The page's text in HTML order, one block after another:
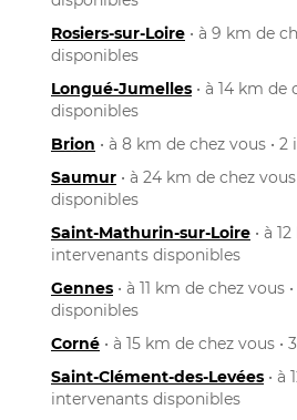
Rosiers-sur-Loire • à 9 km de
disponibles
Longué-Jumelles • à 14 km
disponibles
Brion • à 8 km de chez vous •
Saumur • à 24 km de chez
disponibles
Saint-Mathurin-sur-Loire • à
intervenants disponibles
Gennes • à 11 km de chez vous
disponibles
Corné • à 15 km de chez vous
Saint-Clément-des-Levées • à
intervenants disponibles